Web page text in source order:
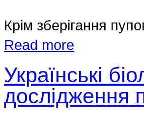
Крім зберігання
Read more
Українські
дослідження